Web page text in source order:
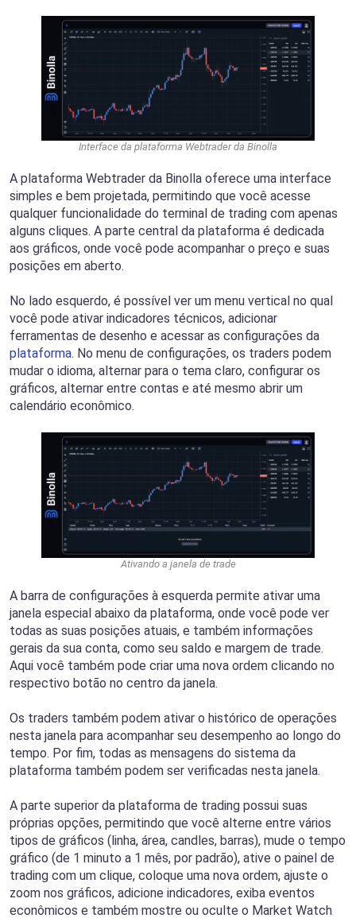
Interface da plataforma Webtrader da Binolla
A plataforma Webtrader da Binolla oferece uma interface
simples e bem projetada, permitindo que você acesse
qualquer funcionalidade do terminal de trading com apenas
alguns cliques. A parte central da plataforma é dedicada
aos gráficos, onde você pode acompanhar o preço e suas
posições em aberto.
No lado esquerdo, é possível ver um menu vertical no qual
você pode ativar indicadores técnicos, adicionar
ferramentas de desenho e acessar as configurações da
plataforma. No menu de configurações, os traders podem
mudar o idioma, alternar para o tema claro, configurar os
gráficos, alternar entre contas e até mesmo abrir um
calendário econômico.
Ativando a janela de trade
A barra de configurações à esquerda permite ativar uma
janela especial abaixo da plataforma, onde você pode ver
todas as suas posições atuais, e também informações
gerais da sua conta, como seu saldo e margem de trade.
Aqui você também pode criar uma nova ordem clicando no
respectivo botão no centro da janela.
Os traders também podem ativar o histórico de operações
nesta janela para acompanhar seu desempenho ao longo do
tempo. Por fim, todas as mensagens do sistema da
plataforma também podem ser verificadas nesta janela.
A parte superior da plataforma de trading possui suas
próprias opções, permitindo que você alterne entre vários
tipos de gráficos (linha, área, candles, barras), mude o tempo
gráfico (de 1 minuto a 1 mês, por padrão), ative o painel de
trading com um clique, coloque uma nova ordem, ajuste o
zoom nos gráficos, adicione indicadores, exiba eventos
econômicos e também mostre ou oculte o Market Watch